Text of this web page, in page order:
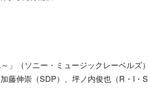
」（ソニー・ミュージックレーベルズ）
藤伸崇（SDP）、坪ノ内俊也（R・I・S